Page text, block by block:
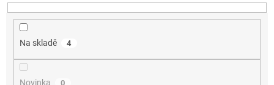
t
Na skladě 4
Novinka 0